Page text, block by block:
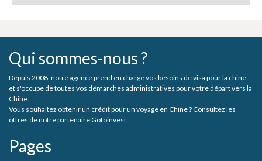
Qui sommes-nous ?
Depuis 2008, notre agence prend en charge vos besoins de visa pour la chine
et s'occupe de toutes vos démarches administratives pour votre départ vers la
Chine.
Vous souhaitez obtenir un crédit pour un voyage en Chine ? Consultez les
offres de notre partenaire Gotoinvest
Pages